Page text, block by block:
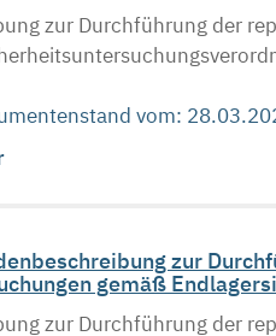
zur Durchführung der
vom:
zur
gemäß
zur Durchführung der